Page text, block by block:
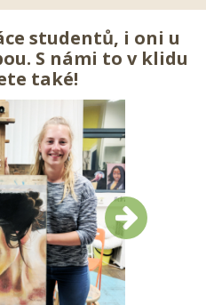
studentů, i oni u
S námi to v klidu
také!
Další